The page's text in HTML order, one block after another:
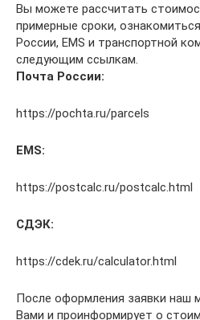
Вы можете рассчитать
примерные сроки,
России, EMS и транспортной
следующим ссылкам.
Почта России:
https://pochta.ru/parcels
EMS:
https://postcalc.ru/postcalc.html
СДЭК:
https://cdek.ru/calculator.html
После оформления заявки наш
Вами и проинформирует о